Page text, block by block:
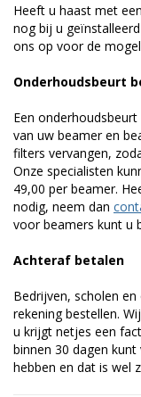
Heeft u haast met
nog bij u
ons op voor de
Onderhoudsbeurt
Een
van uw beamer en
filters vervangen,
Onze specialisten
49,00 per beamer.
nodig, neem dan
voor beamers kunt u
Achteraf betalen
Bedrijven, scholen
rekening bestellen.
u krijgt netjes een
binnen 30 dagen
hebben en dat is wel